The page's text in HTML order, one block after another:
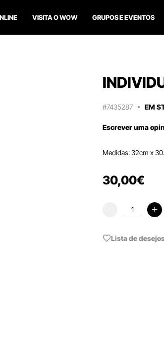
VISITA O WOW GRUPOS E EVENTOS
#7435287 EM
Escrever uma
Medidas: 32cm x
30,00€
Lista de